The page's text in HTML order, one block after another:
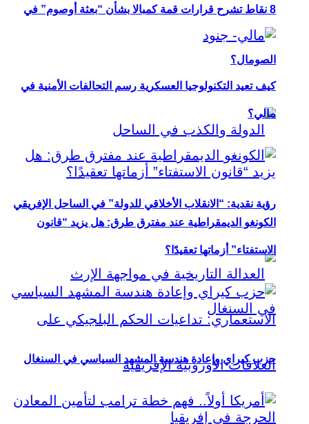
8 نقاط تشرح قرارات قمة كمبالا بشأن “بعثة أوصوم” في
الصومال؟
رؤية نقدية: “الانقلاب الأخلاقي للدولة” في الساحل الإفريقي
كيف تعيد التكنولوجيا العسكرية رسم التحالفات الأمنية في
مالي؟
الكونغو الديمقراطية عند مفترق طرق: هل يزيد “قانون
الاستفتاء” أزماتها تعقيدًا؟
حزب كيراي وإعادة هندسة المشهد السياسي في السنغال